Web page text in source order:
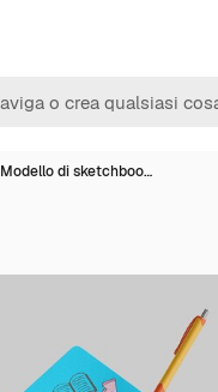
Modello di sketchboo…